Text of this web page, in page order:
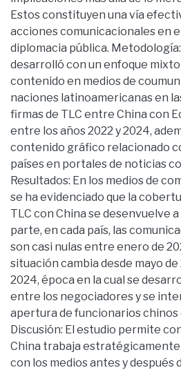
Estos constituyen una vía
acciones comunicacionales en
diplomacia pública.
desarrolló con un enfoque mixto
contenido en medios de
naciones latinoamericanas en
firmas de TLC entre China con
entre los años 2022 y 2024,
contenido gráfico relacionado
países en portales de noticias
Resultados: En los medios de
se ha evidenciado que la
TLC con China se desenvuelve
parte, en cada país, las
son casi nulas entre enero de
situación cambia desde mayo
2024, época en la cual se
entre los negociadores y se
apertura de funcionarios chinos
Discusión: El estudio permite
China trabaja
con los medios antes y después